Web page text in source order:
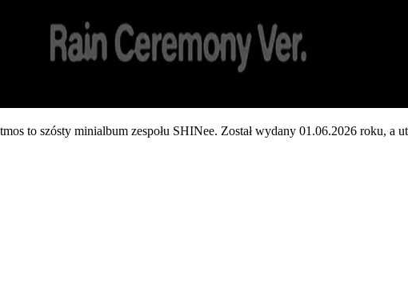
to szósty minialbum zespołu SHINee. Został wydany 01.06.2026 roku, a